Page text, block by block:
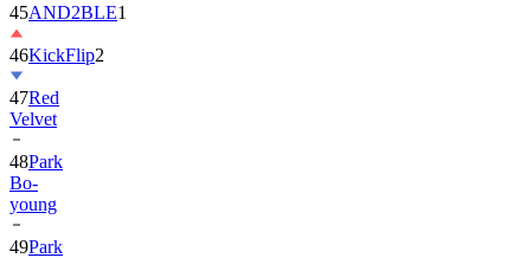
46KickFlip2
47Red
Velvet
48Park
Bo-
young
49Park
Ji-
hoon